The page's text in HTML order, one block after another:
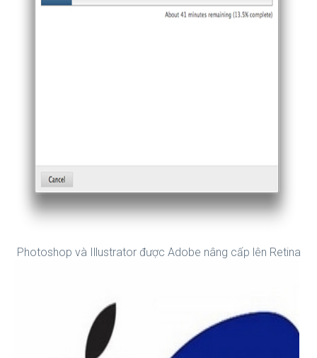
Photoshop và Illustrator được Adobe nâng cấp lên Retina